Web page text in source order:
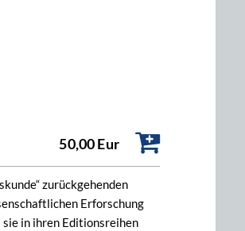
50,00 Eur
zurückgehenden
Erforschung
in ihren Editionsreihen